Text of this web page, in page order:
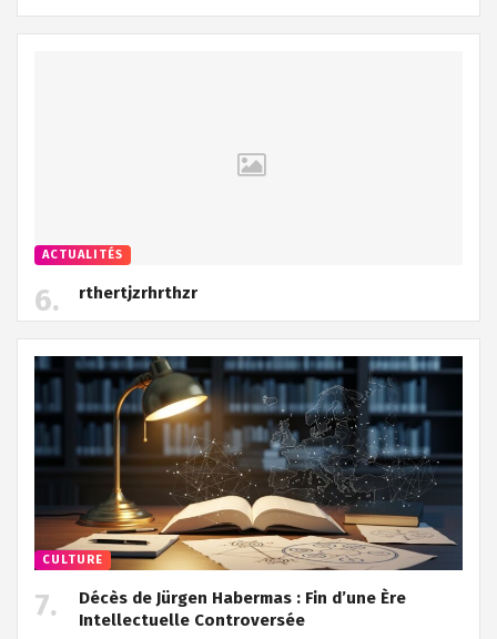
ACTUALITÉS
rthertjzrhrthzr
CULTURE
Décès de Jürgen Habermas : Fin d’une Ère
Intellectuelle Controversée